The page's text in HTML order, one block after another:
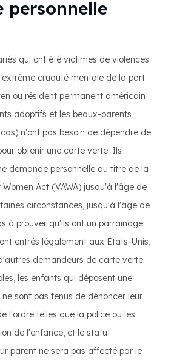
personnelle
qui ont été victimes de violences
extrême cruauté mentale de la part
ou résident permanent américain
adoptifs et les beaux-parents
n'ont pas besoin de dépendre de
obtenir une carte verte. Ils
demande personnelle au titre de la
Act (VAWA) jusqu'à l'âge de
circonstances, jusqu'à l'âge de
à prouver qu'ils ont un parrainage
entrés légalement aux États-Unis,
demandeurs de carte verte.
les enfants qui déposent une
ne sont pas tenus de dénoncer leur
l'ordre telles que la police ou les
de l'enfance, et le statut
parent ne sera pas affecté par le